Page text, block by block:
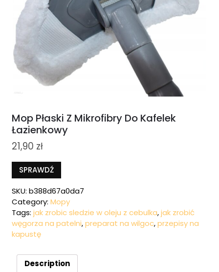
Mop Płaski Z Mikrofibry Do Kafelek
Łazienkowy
21,90 zł
SPRAWDŹ
SKU: b388d67a0da7
Category: Mopy
Tags: jak zrobic sledzie w oleju z cebulka,jak zrobić
węgorza na patelni,preparat na wilgoc,przepisy na
kapustę
Description